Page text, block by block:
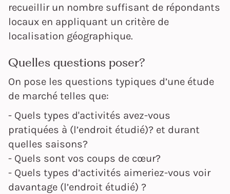
recueillir un nombre suffisant de répondants
locaux en appliquant un critère de
localisation géographique.
Quelles questions poser?
On pose les questions typiques d’une étude
de marché telles que:
- Quels types d'activités avez-vous
pratiquées à (l’endroit étudié)? et durant
quelles saisons?
- Quels sont vos coups de cœur?
- Quels types d’activités aimeriez-vous voir
davantage (l’endroit étudié) ?